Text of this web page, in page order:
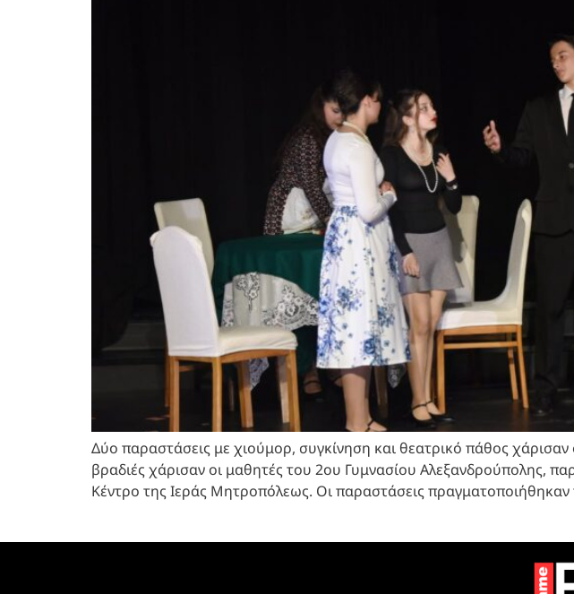
Δύο παραστάσεις με χιούμορ, συγκίνηση και θεατρικό πάθος
βραδιές χάρισαν οι μαθητές του 2ου Γυμνασίου Αλεξανδρούπολης,
Κέντρο της Ιεράς Μητροπόλεως. Οι παραστάσεις